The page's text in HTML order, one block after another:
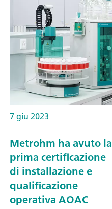
7 giu 2023
Metrohm ha avuto la
prima certificazione
di installazione e
qualificazione
operativa AOAC